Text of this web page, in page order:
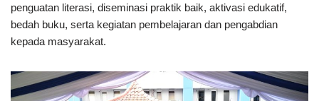
penguatan literasi, diseminasi praktik baik, aktivasi edukatif,
bedah buku, serta kegiatan pembelajaran dan pengabdian
kepada masyarakat.